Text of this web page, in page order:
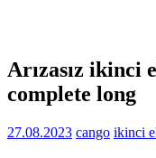
Arızasız ikinci
complete long
27.08.2023 cango ikinci